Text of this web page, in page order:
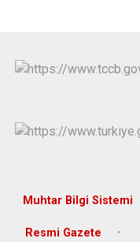
Muhtar Bilgi Sistemi
Resmi Gazete